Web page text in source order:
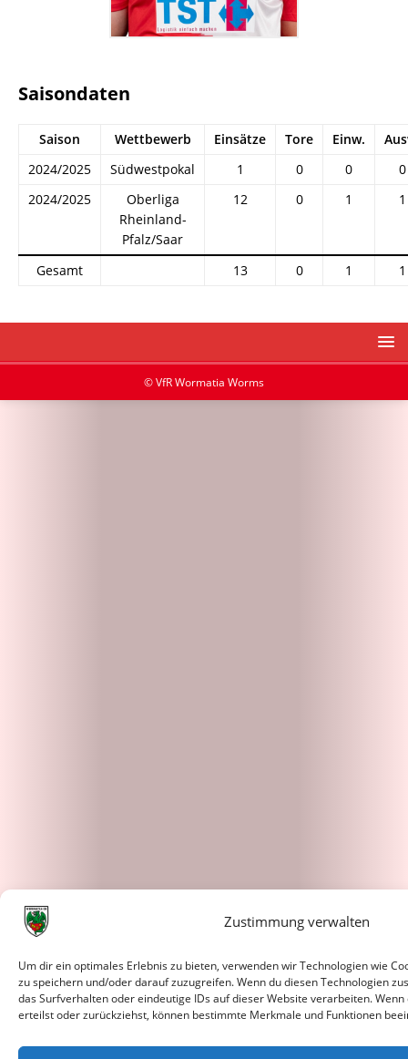
Zustimmung verwalten
Um dir ein optimales Erlebnis zu bieten, verwenden wir Technologien wie
zu speichern und/oder darauf zuzugreifen. Wenn du diesen Technologien
das Surfverhalten oder eindeutige IDs auf dieser Website verarbeiten.
erteilst oder zurückziehst, können bestimmte Merkmale und Funktionen
Saisondaten
Saison Wettbewerb Einsätze Tore Einw.
2024/2025
Südwestpokal 1 0 0
0
2024/2025
Oberliga
Rheinland-
Pfalz/Saar
12 0 1 1
Gesamt 13 0 1 1
© VfR Wormatia Worms